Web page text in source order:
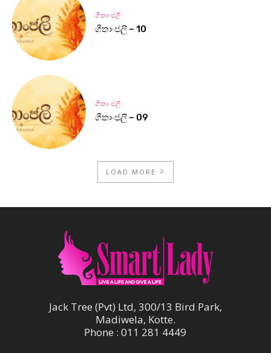
ගීතාංජලී
ගීතාංජලී – 10
ගීතාංජලී
ගීතාංජලී – 09
LOAD MORE
Jack Tree (Pvt) Ltd, 300/13 Bird Park,
Madiwela, Kotte.
Phone : 011 281 4449